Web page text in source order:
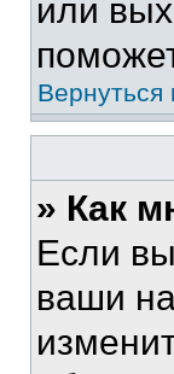
или
Вернуться
» Как
Если
ваши